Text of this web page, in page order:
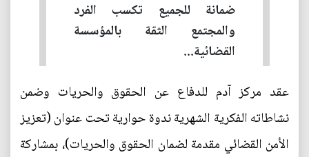
ضمانة للجميع تكسب الفرد
والمجتمع الثقة بالمؤسسة
القضائية...
عقد مركز آدم للدفاع عن الحقوق والحريات وضمن
نشاطاته الفكرية الشهرية ندوة حوارية تحت عنوان (تعزيز
الأمن القضائي مقدمة لضمان الحقوق والحريات)، بمشاركة